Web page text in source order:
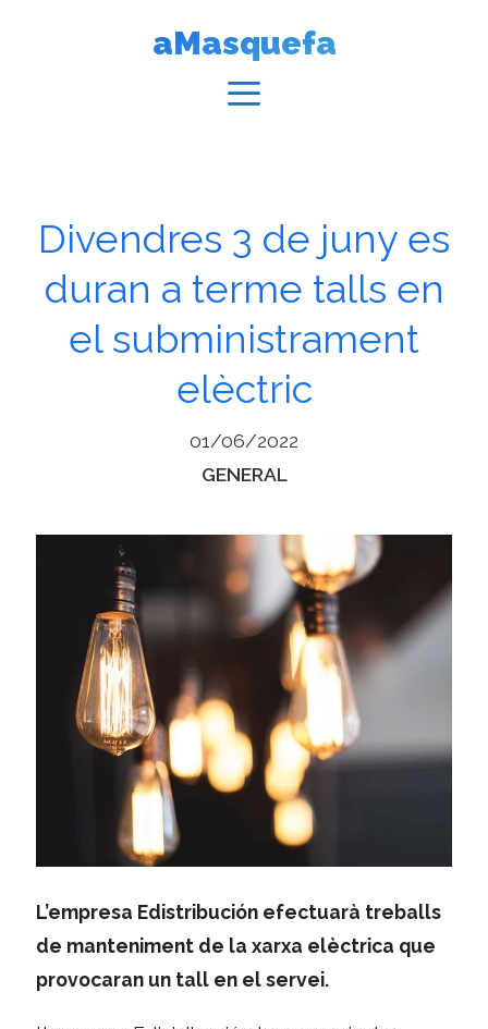
aMasquefa
Divendres 3 de juny es
duran a terme talls en
el subministrament
elèctric
01/06/2022
Categories
GENERAL
L’empresa Edistribución efectuarà treballs
de manteniment de la xarxa elèctrica que
provocaran un tall en el servei.